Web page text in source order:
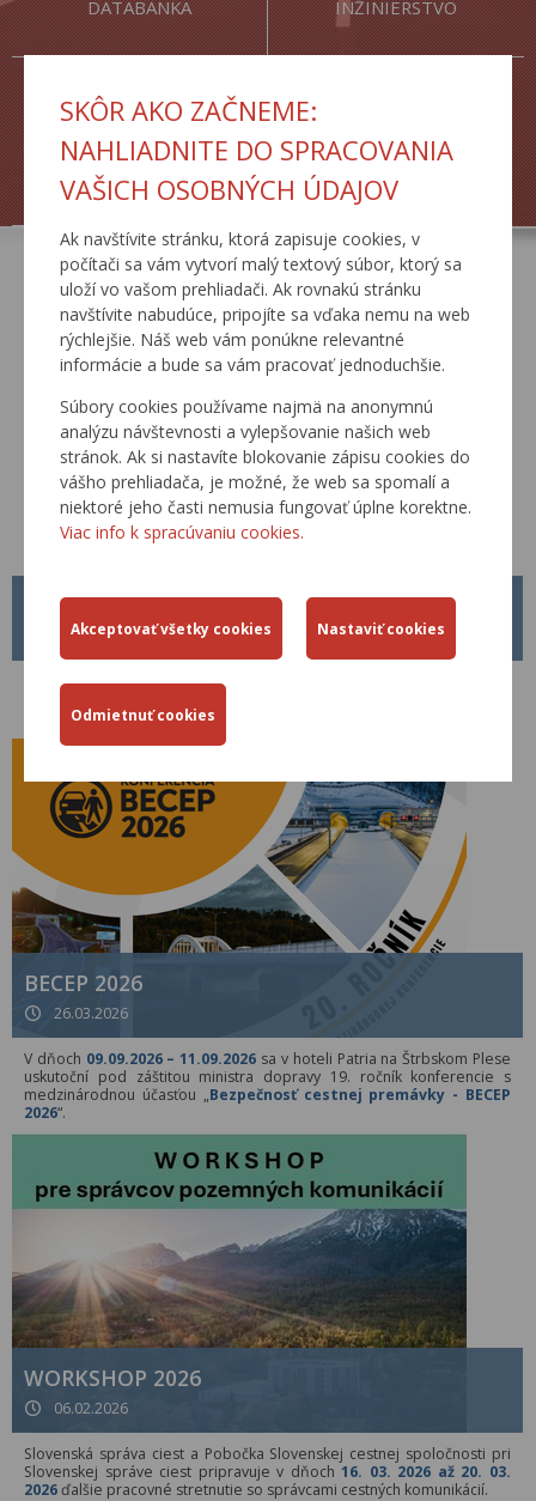
SKÔR AKO ZAČNEME:
NAHLIADNITE DO SPRACOVANIA
VAŠICH OSOBNÝCH ÚDAJOV
Ak navštívite stránku, ktorá zapisuje cookies, v
počítači sa vám vytvorí malý textový súbor, ktorý sa
uloží vo vašom prehliadači. Ak rovnakú stránku
navštívite nabudúce, pripojíte sa vďaka nemu na web
rýchlejšie. Náš web vám ponúkne relevantné
informácie a bude sa vám pracovať jednoduchšie.
Súbory cookies používame najmä na anonymnú
analýzu návštevnosti a vylepšovanie našich web
stránok. Ak si nastavíte blokovanie zápisu cookies do
vášho prehliadača, je možné, že web sa spomalí a
niektoré jeho časti nemusia fungovať úplne korektne.
Viac info k spracúvaniu cookies.
DATABANKA INŽINIERSTVO
ŽIADOSTI TLAČOVÉ SPRÁVY
AKTUÁLNE
METODICKÝ POKYN MP Č. 1/2026
01.04.2026
Od 01.04.2026 je platný nový Metodický pokyn MP č. 1/2026 pre
Ministerstva dopravy Slovenskej republiky.
BECEP 2026
26.03.2026
V dňoch 09.09.2026 – 11.09.2026 sa v hoteli Patria na Štrbskom Plese
uskutoční pod záštitou ministra dopravy 19. ročník konferencie s
medzinárodnou účasťou „Bezpečnosť cestnej premávky - BECEP
2026“.
WORKSHOP 2026
06.02.2026
Slovenská správa ciest a Pobočka Slovenskej cestnej spoločnosti pri
Slovenskej správe ciest pripravuje v dňoch16. 03. 2026 až 20. 03.
2026ďalšie pracovné stretnutie so správcami cestných komunikácií.